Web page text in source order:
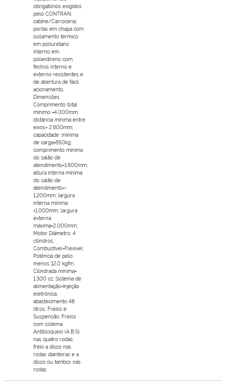
obrigatórios exigidos
pelo CONTRAN;
cabine/Carroceria;
portas em chapa com
isolamento térmico
em poliuretano
interno em
poliestireno com
fechos interno e
externo resistentes e
de abertura de fácil
acionamento,
Dimensões
Comprimento total
mínimo =4.000mm;
distância mínima entre
eixos= 2.600mm;
capacidade ,mínima
de carga=650kg;
comprimento mínimo
do salão de
atendimento=1.600mm;
altura interna mínima
do salão de
atendimento=-
1.200mm; largura
interna mínima
=1.000mm; largura
externa
máxima=2.000mm;
Motor Diâmetro; 4
cilindros;
Combustível=Flexível;
Potência de pelo
menos 12,0 kgfm,
Cilindrada mínima=
1.300 cc; Sistema de
alimentação=Injeção
eletrônica;
abastecimento 48
litros; Freios e
Suspensão; Freios
com sistema
Antibloqueio (A.B.S)
nas quatro rodas;
freio a disco nas
rodas dianteiras e a
disco ou tambor nas
rodas.